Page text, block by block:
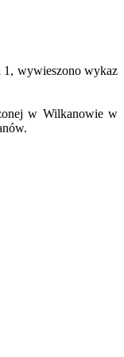
1, wywieszono wykaz
w Wilkanowie w